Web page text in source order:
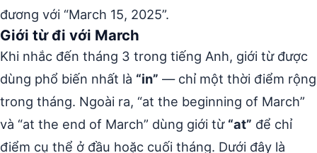
đương với “March 15, 2025”.
Giới từ đi với March
Khi nhắc đến tháng 3 trong tiếng Anh, giới từ được
dùng phổ biến nhất là “in” — chỉ một thời điểm rộng
trong tháng. Ngoài ra, “at the beginning of March”
và “at the end of March” dùng giới từ “at” để chỉ
điểm cụ thể ở đầu hoặc cuối tháng. Dưới đây là